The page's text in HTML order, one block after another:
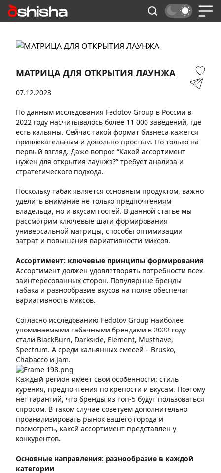
МАТРИЦА ДЛЯ ОТКРЫТИЯ ЛАУНЖА
07.12.2023
По данным исследования Fedotov Group в России в
2022 году насчитывалось более 11 000 заведений, где
есть кальяны. Сейчас такой формат бизнеса кажется
привлекательным и довольно простым. Но только на
первый взгляд. Даже вопрос “Какой ассортимент
нужен для открытия лаунжа?” требует анализа и
стратегического подхода.
Поскольку табак является основным продуктом, важно
уделить внимание не только предпочтениям
владельца, но и вкусам гостей. В данной статье мы
рассмотрим ключевые шаги формирования
универсальной матрицы, способы оптимизации
затрат и повышения вариативности миксов.
Ассортимент: ключевые принципы формирования
Ассортимент должен удовлетворять потребности всех
заинтересованных сторон. Популярные бренды
табака и разнообразие вкусов на полке обеспечат
вариативность миксов.
Согласно исследованию Fedotov Group наиболее
упоминаемыми табачными брендами в 2022 году
стали BlackBurn, Darkside, Element, Musthave,
Spectrum. А среди кальянных смесей – Brusko,
Chabacco и Jam.
Каждый регион имеет свои особенности: стиль
курения, предпочтения по крепости и вкусам. Поэтому
нет гарантий, что бренды из топ-5 будут пользоваться
спросом. В таком случае советуем дополнительно
проанализировать рынок вашего города и
посмотреть, какой ассортимент представлен у
конкурентов.
Основные направления: разнообразие в каждой
категории